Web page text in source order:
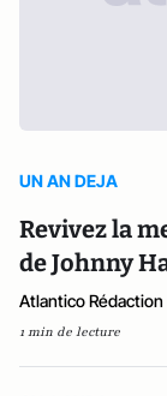
UN AN DEJA
Revivez la
de Johnny
Atlantico Rédaction
1 min de lecture